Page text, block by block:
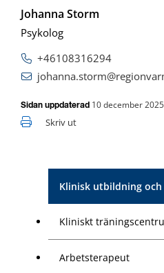
Klinisk utbildning
Kliniskt
Arbetsterapeut
Johanna Storm
Psykolog
+46108316294
Sidan uppdaterad 10 december 2025
Skriv ut